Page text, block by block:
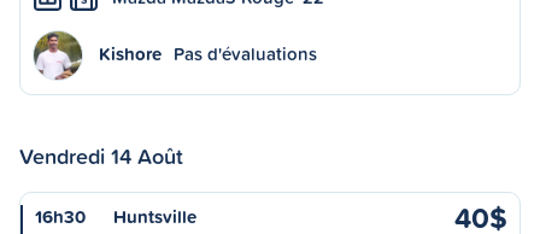
Kishore Pas d'évaluations
Vendredi 14 Août
16h30
Huntsville
40$